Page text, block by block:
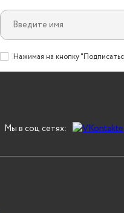
Нажимая на кнопку
Мы в соц сетях: